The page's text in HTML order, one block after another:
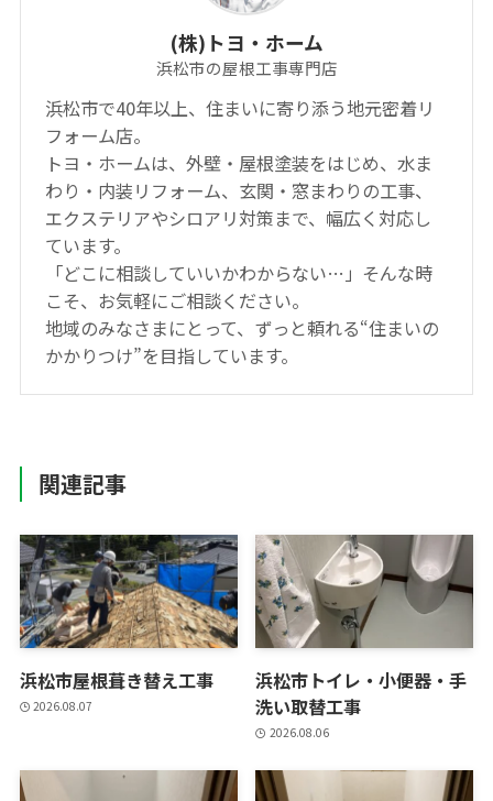
(株)トヨ・ホーム
浜松市の屋根工事専門店
浜松市で40年以上、住まいに寄り添う地元密着リ
フォーム店。
トヨ・ホームは、外壁・屋根塗装をはじめ、水ま
わり・内装リフォーム、玄関・窓まわりの工事、
エクステリアやシロアリ対策まで、幅広く対応し
ています。
「どこに相談していいかわからない…」そんな時
こそ、お気軽にご相談ください。
地域のみなさまにとって、ずっと頼れる“住まいの
かかりつけ”を目指しています。
関連記事
浜松市屋根葺き替え工事
2026.08.07
浜松市トイレ・小便器・手
洗い取替工事
2026.08.06